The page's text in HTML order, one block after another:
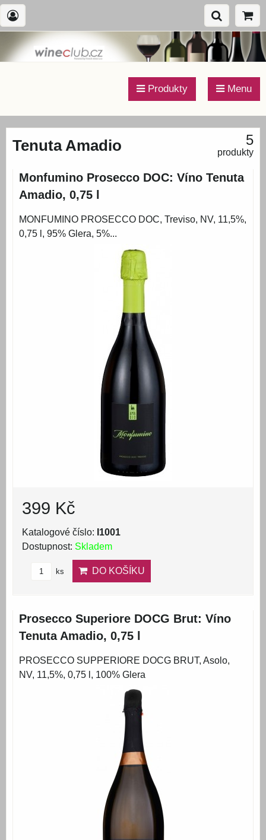
Produkty Menu
Tenuta Amadio 5
produkty
Monfumino Prosecco DOC: Víno Tenuta
Amadio, 0,75 l
MONFUMINO PROSECCO DOC, Treviso, NV, 11,5%,
0,75 l, 95% Glera, 5%...
399 Kč
Katalogové číslo: I1001
Dostupnost: Skladem
ks DO KOŠÍKU
Prosecco Superiore DOCG Brut: Víno
Tenuta Amadio, 0,75 l
PROSECCO SUPPERIORE DOCG BRUT, Asolo,
NV, 11,5%, 0,75 l, 100% Glera